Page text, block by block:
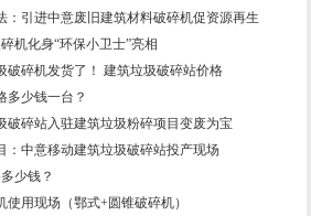
：引进中意废旧建筑材料破碎机促资源再生
碎机化身“环保小卫士”亮相
破碎机发货了！ 建筑垃圾破碎站价格
多少钱一台？
破碎站入驻建筑垃圾粉碎项目变废为宝
：中意移动建筑垃圾破碎站投产现场
少钱？
用现场（鄂式+圆锥破碎机）